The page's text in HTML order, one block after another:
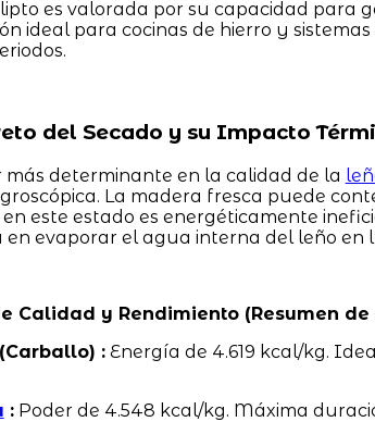
es valorada por su capacidad para
ideal para cocinas de hierro y
del Secado y su Impacto
más determinante en la calidad de la
La madera fresca puede
este estado es energéticamente
en evaporar el agua interna del leño en
Calidad y Rendimiento (Resumen de
(Carballo) :Energía de 4.619 kcal/kg.
:Poder de 4.548 kcal/kg. Máxima